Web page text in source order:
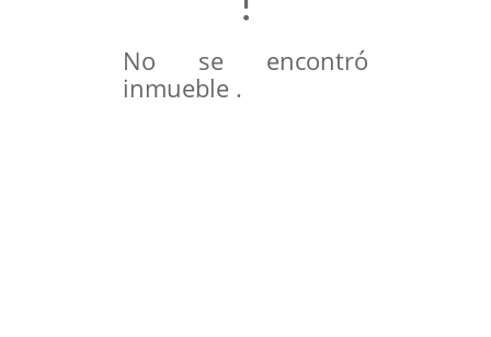
No se encontró
inmueble .